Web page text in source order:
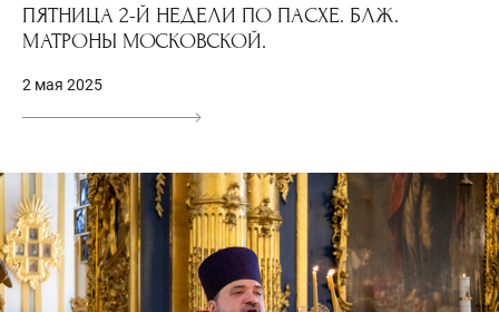
ПЯТНИЦА 2-Й НЕДЕЛИ ПО ПАСХЕ. БЛЖ.
МАТРОНЫ МОСКОВСКОЙ.
2 мая 2025